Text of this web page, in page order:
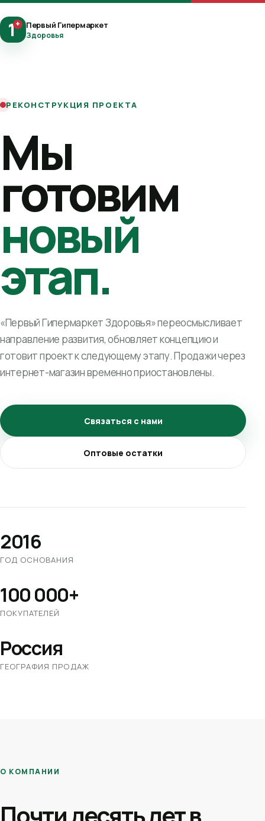
1+ Первый Гипермаркет
Здоровья
РЕКОНСТРУКЦИЯ ПРОЕКТА
Мы
готовим
новый
этап.
«Первый Гипермаркет Здоровья» переосмысливает
направление развития, обновляет концепцию и
готовит проект к следующему этапу. Продажи через
интернет-магазин временно приостановлены.
Связаться с нами
Оптовые остатки
2016
ГОД ОСНОВАНИЯ
100 000+
ПОКУПАТЕЛЕЙ
Россия
ГЕОГРАФИЯ ПРОДАЖ
О КОМПАНИИ